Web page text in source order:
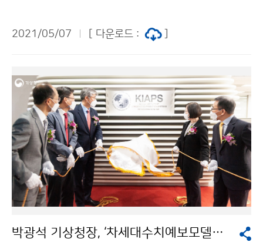
공지능 예측기술 등 협력을 강화하기로 하였습니다.
2021/05/07 [ 다운로드 :
박광석 기상청장, ‘차세대수치예보모델개발사업단’ 현판식 참석